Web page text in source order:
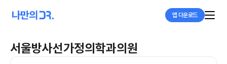
앱 다운로드
서울방사선가정의학과의원